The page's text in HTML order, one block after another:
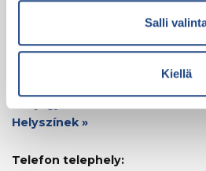
Salli
Kiellä
A Teknikum Group négy gyárat
értékesítési irodát
Helyszínek »
Telefon telephely: